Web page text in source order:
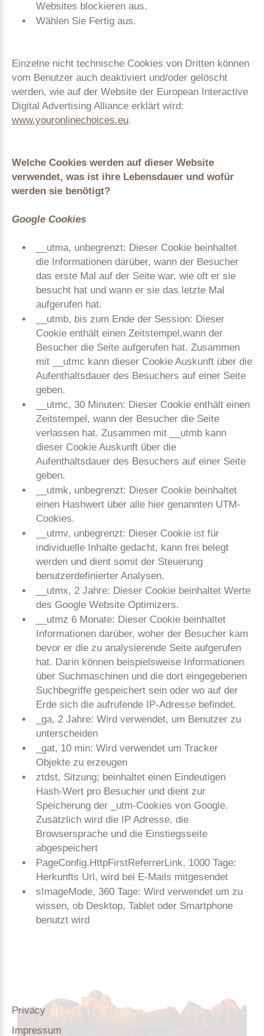
Websites blockieren aus.
Wählen Sie Fertig aus.
Einzelne nicht technische Cookies von Dritten können
vom Benutzer auch deaktiviert und/oder gelöscht
werden, wie auf der Website der European Interactive
Digital Advertising Alliance erklärt wird:
www.youronlinechoices.eu.
Welche Cookies werden auf dieser Website
verwendet, was ist ihre Lebensdauer und wofür
werden sie benötigt?
Google Cookies
__utma, unbegrenzt: Dieser Cookie beinhaltet
die Informationen darüber, wann der Besucher
das erste Mal auf der Seite war, wie oft er sie
besucht hat und wann er sie das letzte Mal
aufgerufen hat.
__utmb, bis zum Ende der Session: Dieser
Cookie enthält einen Zeitstempel,wann der
Besucher die Seite aufgerufen hat. Zusammen
mit __utmc kann dieser Cookie Auskunft über die
Aufenthaltsdauer des Besuchers auf einer Seite
geben.
__utmc, 30 Minuten: Dieser Cookie enthält einen
Zeitstempel, wann der Besucher die Seite
verlassen hat. Zusammen mit __utmb kann
dieser Cookie Auskunft über die
Aufenthaltsdauer des Besuchers auf einer Seite
geben.
__utmk, unbegrenzt: Dieser Cookie beinhaltet
einen Hashwert über alle hier genannten UTM-
Cookies.
__utmv, unbegrenzt: Dieser Cookie ist für
individuelle Inhalte gedacht, kann frei belegt
werden und dient somit der Steuerung
benutzerdefinierter Analysen.
__utmx, 2 Jahre: Dieser Cookie beinhaltet Werte
des Google Website Optimizers.
__utmz 6 Monate: Dieser Cookie beinhaltet
Informationen darüber, woher der Besucher kam
bevor er die zu analysierende Seite aufgerufen
hat. Darin können beispielsweise Informationen
über Suchmaschinen und die dort eingegebenen
Suchbegriffe gespeichert sein oder wo auf der
Erde sich die aufrufende IP-Adresse befindet.
_ga, 2 Jahre: Wird verwendet, um Benutzer zu
unterscheiden
_gat, 10 min: Wird verwendet um Tracker
Objekte zu erzeugen
ztdst, Sitzung; beinhaltet einen Eindeutigen
Hash-Wert pro Besucher und dient zur
Speicherung der _utm-Cookies von Google.
Zusätzlich wird die IP Adresse, die
Browsersprache und die Einstiegsseite
abgespeichert
PageConfig.HttpFirstReferrerLink, 1000 Tage:
Herkunfts Url, wird bei E-Mails mitgesendet
sImageMode, 360 Tage: Wird verwendet um zu
wissen, ob Desktop, Tablet oder Smartphone
benutzt wird
Privacy
Impressum